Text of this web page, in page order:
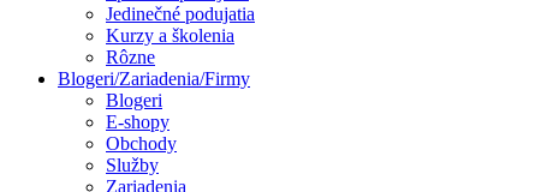
Jedinečné podujatia
Kurzy a školenia
Rôzne
Blogeri/Zariadenia/Firmy
Blogeri
E-shopy
Obchody
Služby
Zariadenia